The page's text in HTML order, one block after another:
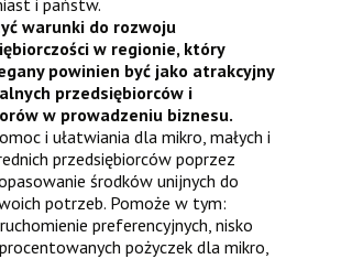
i państw.
warunki do rozwoju
w regionie, który
powinien być jako atrakcyjny
przedsiębiorców i
w prowadzeniu biznesu.
i ułatwiania dla mikro, małych i
przedsiębiorców poprzez
środków unijnych do
potrzeb. Pomoże w tym:
preferencyjnych, nisko
pożyczek dla mikro,